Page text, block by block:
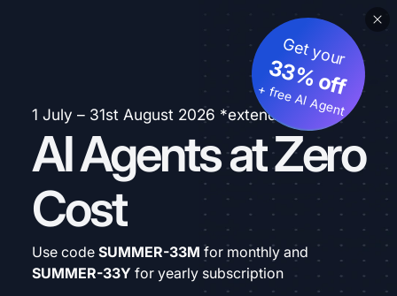
1 July – 31st August 2026 *extended
AI Agents at Zero
Cost
Get your
33% off
+ free AI Agent
Use code SUMMER-33M for monthly and
SUMMER-33Y for yearly subscription